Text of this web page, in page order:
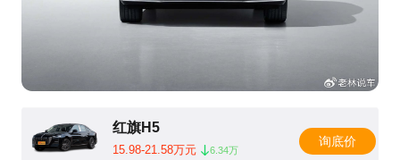
红旗H5
15.98-21.58万元 6.34万
询底价